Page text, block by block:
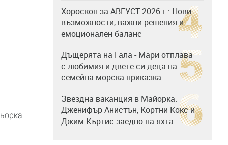
Хороскоп за АВГУСТ 2026 г.: Нови
възможности, важни решения и
емоционален баланс
Дъщерята на Гала - Мари отплава
с любимия и двете си деца на
семейна морска приказка
Звездна ваканция в Майорка:
Дженифър Анистън, Кортни Кокс и
Джим Къртис заедно на яхта